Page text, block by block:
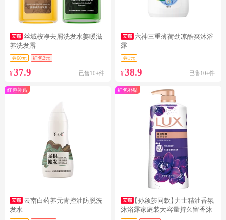
丝域桉净去屑洗发水姜暖滋
养洗发露
券60元 红包2元
¥ 37.9 已售10+件
六神三重薄荷劲凉酷爽沐浴
露
券1元
¥38.9 已售10+件
红包补贴
云南白药养元青控油防脱洗
发水
红包补贴
【孙颖莎同款】力士精油香氛
沐浴露家庭装大容量持久留香沐